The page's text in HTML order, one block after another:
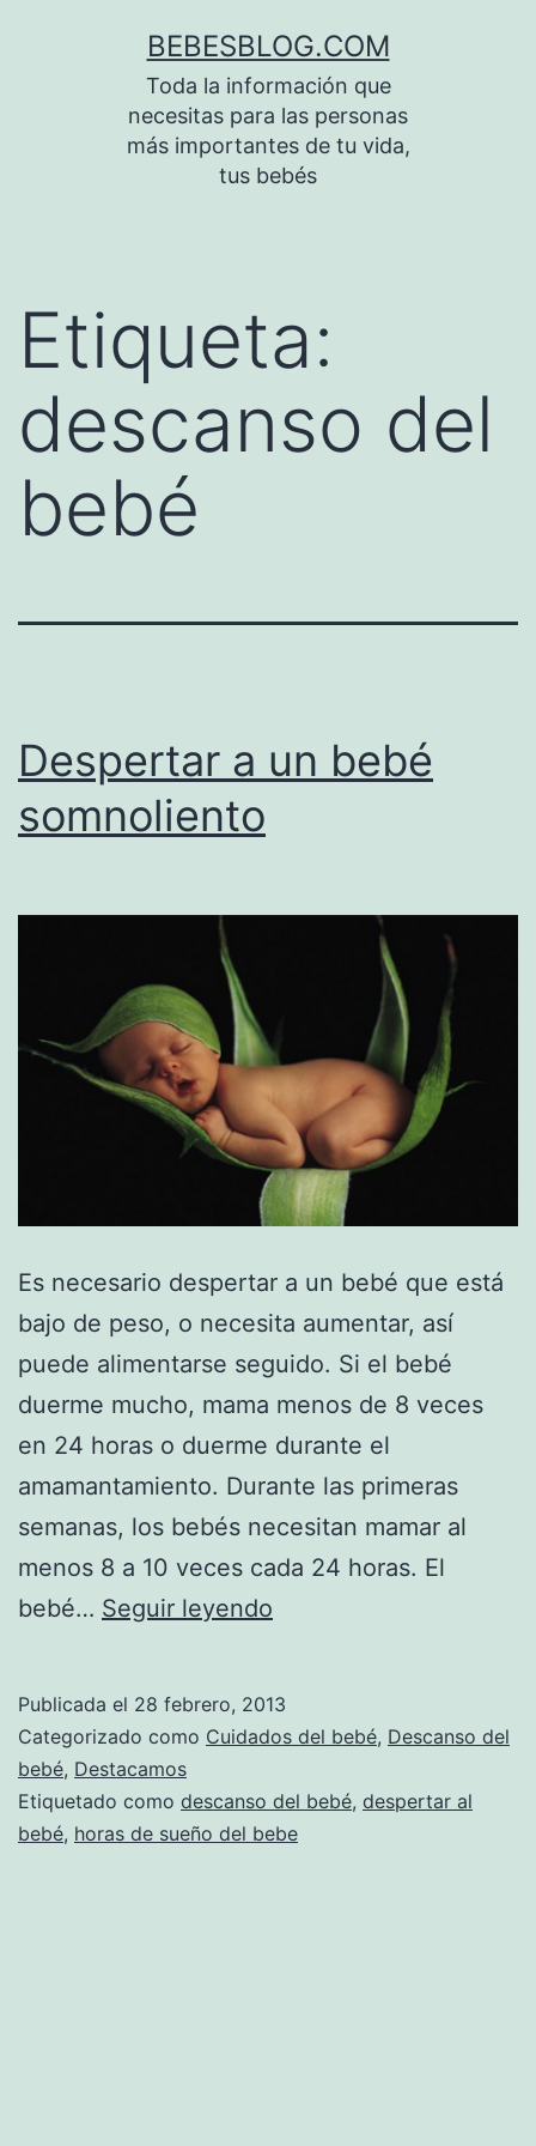
BEBESBLOG.COM
Toda la información que
necesitas para las personas
más importantes de tu vida,
tus bebés
Etiqueta:
descanso del
bebé
Despertar a un bebé
somnoliento
Es necesario despertar a un bebé que está
bajo de peso, o necesita aumentar, así
puede alimentarse seguido. Si el bebé
duerme mucho, mama menos de 8 veces
en 24 horas o duerme durante el
amamantamiento. Durante las primeras
semanas, los bebés necesitan mamar al
menos 8 a 10 veces cada 24 horas. El
bebé… Seguir leyendo
bebé
Publicada el 28 febrero, 2013
Categorizado como Cuidados del bebé, Descanso del
bebé, Destacamos
Etiquetado como descanso del bebé, despertar al
bebé, horas de sueño del bebe